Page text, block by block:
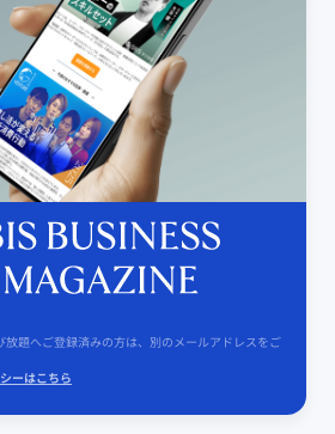
放題へご登録済みの方は、別のメールアドレスをご
ーはこちら